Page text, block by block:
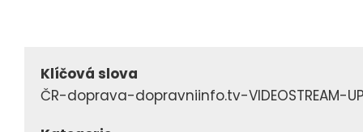
Klíčová slova
ČR-doprava-dopravniinfo.tv-VIDEOSTREAM-